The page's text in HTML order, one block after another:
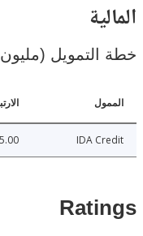
(مليون دولار)
الارتباطات
IDA